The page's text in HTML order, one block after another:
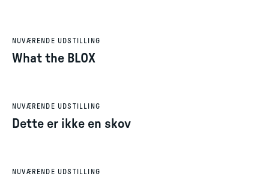
NUVÆRENDE UDSTILLING
What the BLOX
NUVÆRENDE UDSTILLING
Dette er ikke en skov
NUVÆRENDE UDSTILLING